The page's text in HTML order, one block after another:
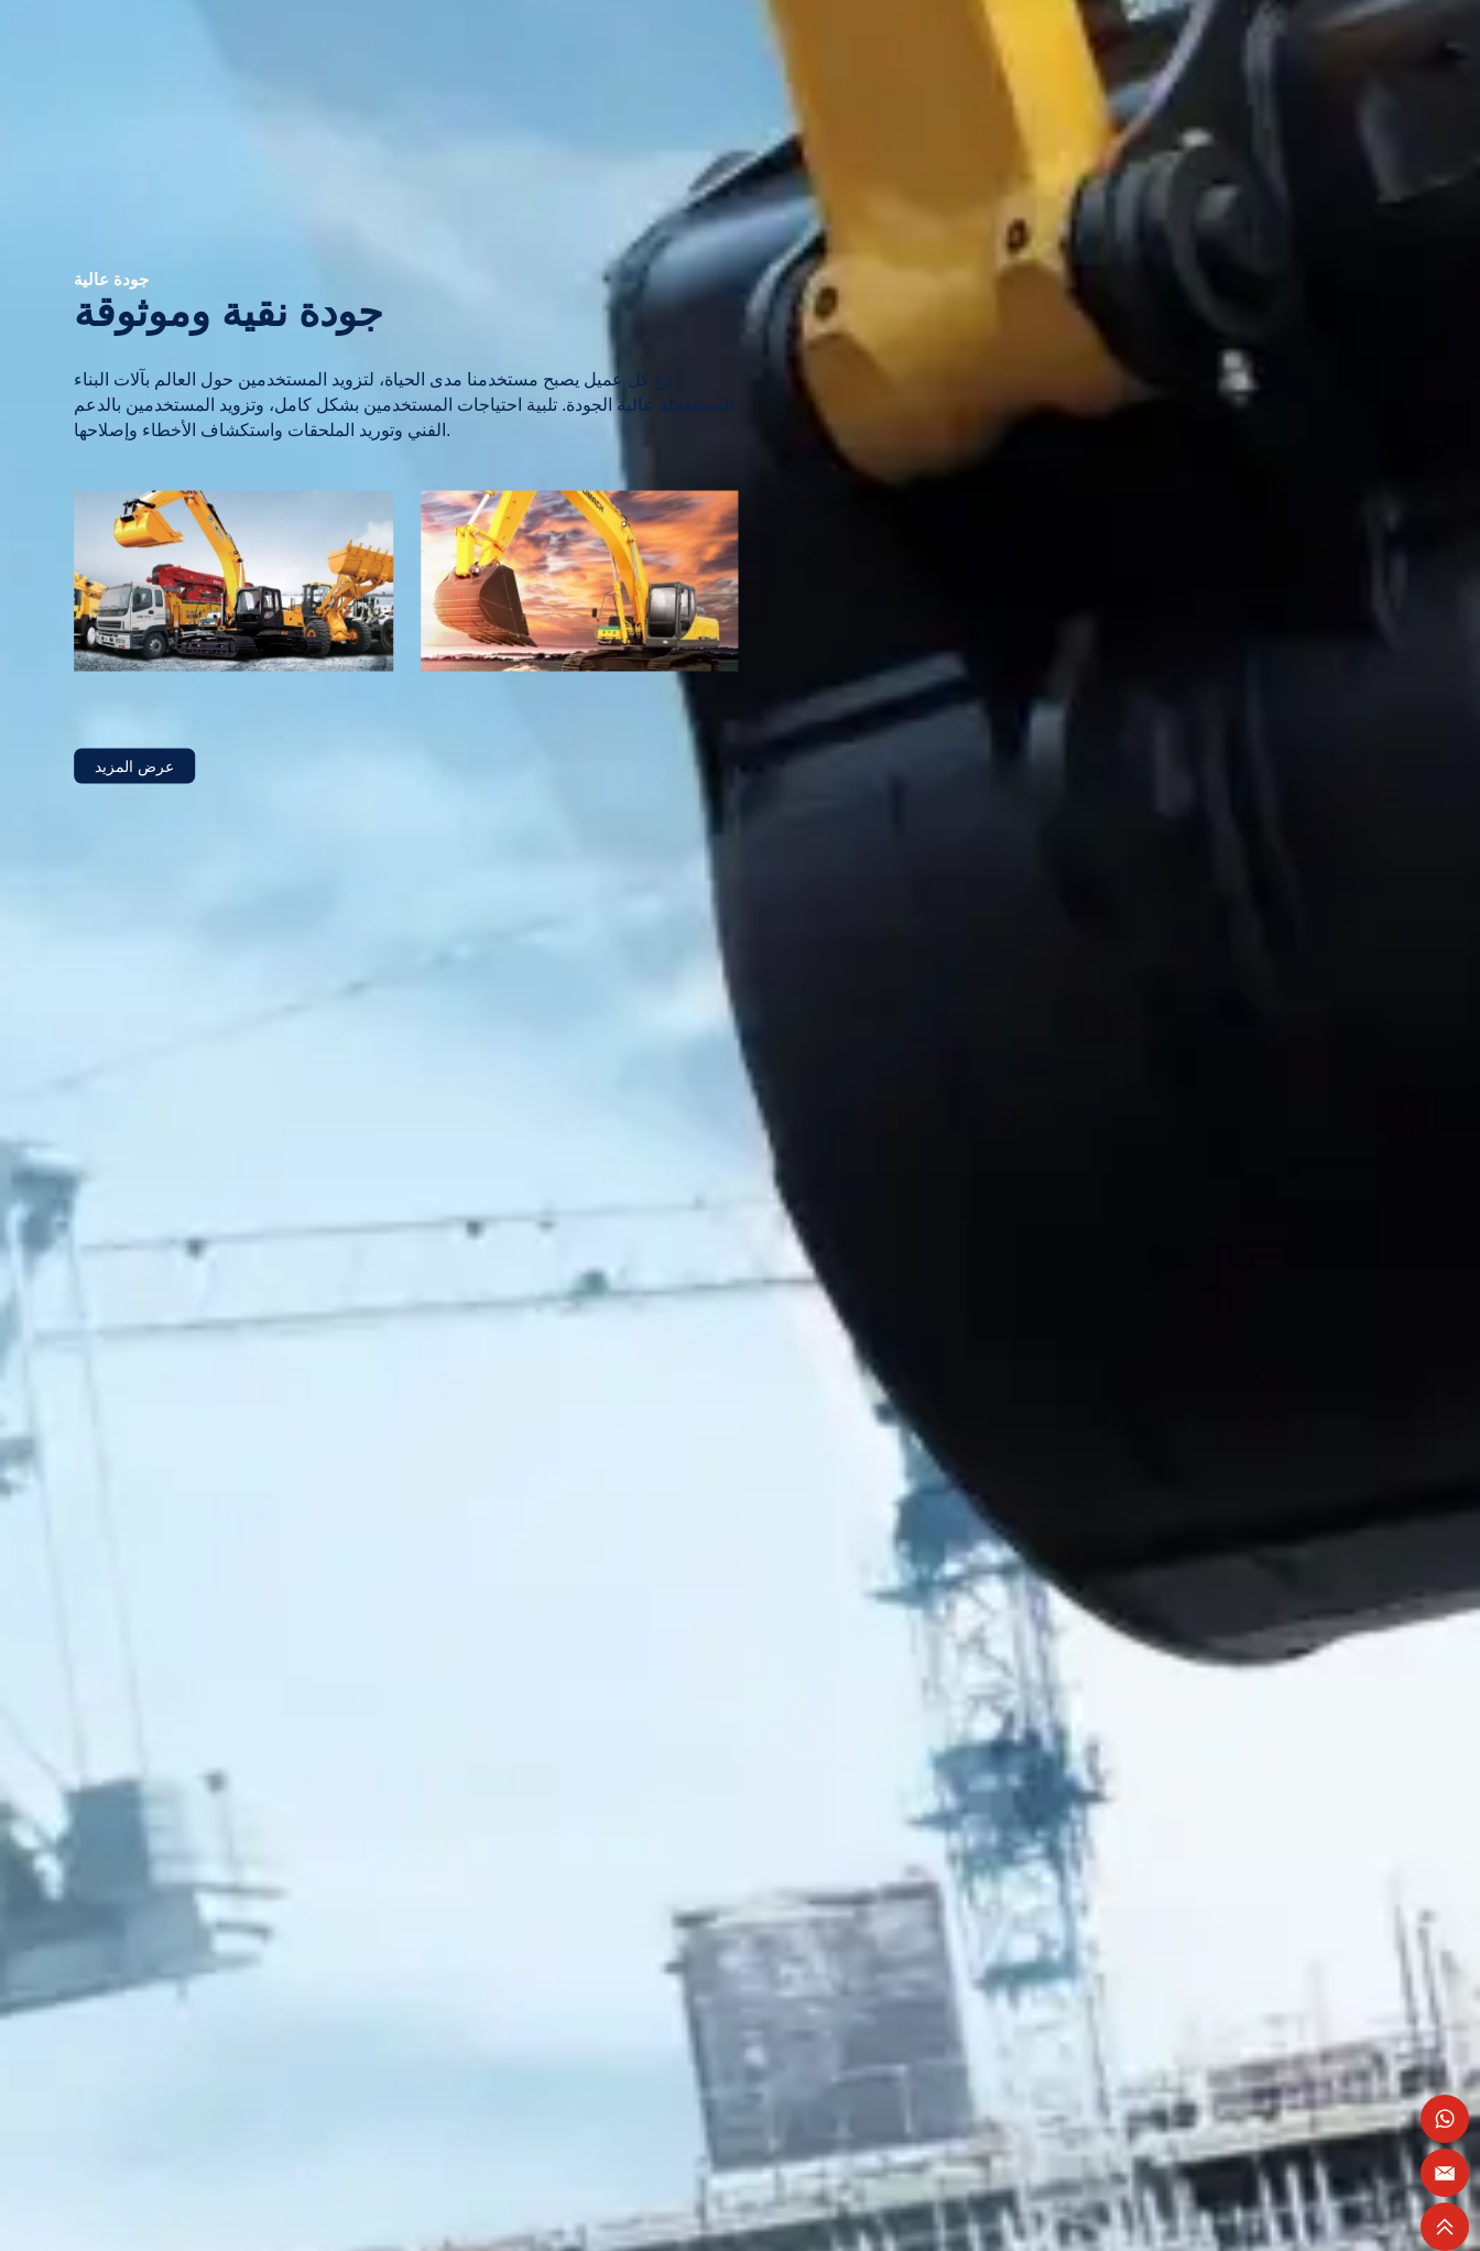
شيانغجو
الآلات الهندسية
ما يتعين علينا القيام به هو تعزيز بناء ثقافة آلات البناء لتعزيز بناء البنية التحتية الاجتماعية ونشر
الحياة المتحضرة
عرض المزيد